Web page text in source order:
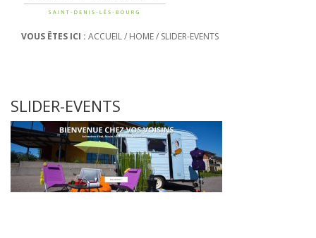
VOUS ÊTES ICI : ACCUEIL/ HOME/ SLIDER-EVENTS
SLIDER-EVENTS